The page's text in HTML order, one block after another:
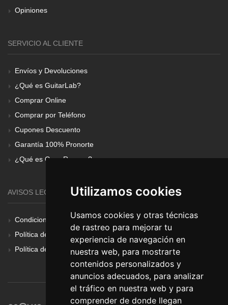
Utilizamos cookies
Usamos cookies y otras técnicas
de rastreo para mejorar tu
experiencia de navegación en
nuestra web, para mostrarte
contenidos personalizados y
anuncios adecuados, para analizar
el tráfico en nuestra web y para
comprender de donde llegan
Opiniones
SERVICIO AL CLIENTE
Envíos y Devoluciones
¿Qué es GuitarLab?
Comprar Online
Comprar por Teléfono
Cupones Descuento
Garantía 100% Pronorte
¿Qué es Gear Renove?
AVISOS LEGALES
Condiciones Generales
Política de Cookies
Política de Privacidad